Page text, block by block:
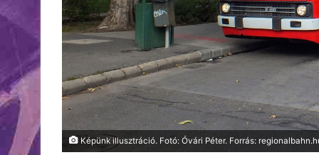
Képünk illusztráció. Fotó: Óvári Péter. Forrás: